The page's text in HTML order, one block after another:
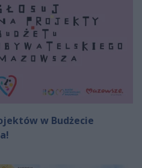
w Budżecie